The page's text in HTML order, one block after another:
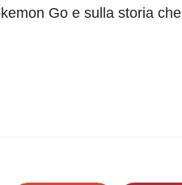
Go e sulla storia